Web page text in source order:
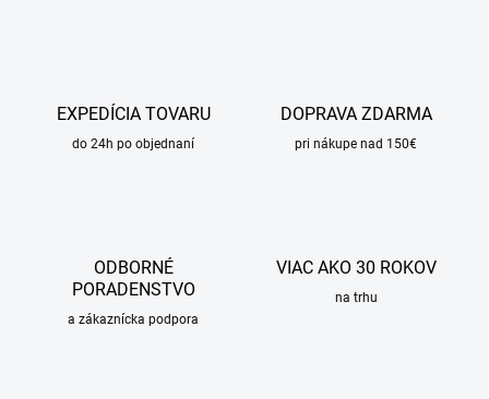
EXPEDÍCIA TOVARU
do 24h po objednaní
DOPRAVA ZDARMA
pri nákupe nad 150€
ODBORNÉ
PORADENSTVO
a zákaznícka podpora
VIAC AKO 30 ROKOV
na trhu